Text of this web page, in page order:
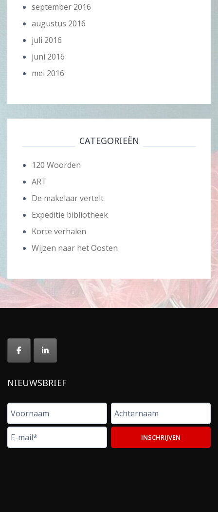
september 2016
augustus 2016
juli 2016
juni 2016
mei 2016
CATEGORIEËN
120 Woorden
ART
De makelaar vertelt
Expeditie bibliotheek
Korte verhalen
Wijzen naar het Oosten
NIEUWSBRIEF